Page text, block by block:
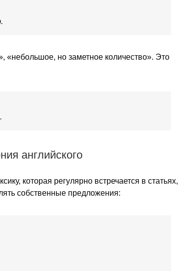
«небольшое, но заметное количество». Это
английского
которая регулярно встречается в статьях,
собственные предложения: